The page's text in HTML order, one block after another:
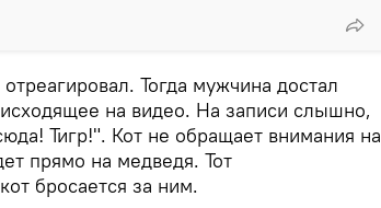
Тогда мужчина достал
на видео. На записи слышно,
Тигр!". Кот не обращает внимания на
прямо на медведя. Тот
бросается за ним.